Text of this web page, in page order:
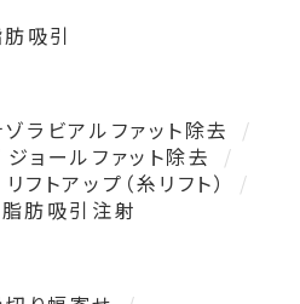
吸引
ゾラビアルファット除去
ジョールファット除去
リフトアップ（糸リフト）
脂肪吸引注射